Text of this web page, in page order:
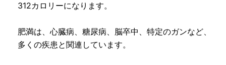
312カロリーになります。
肥満は、心臓病、糖尿病、脳卒中、特定のガンなど、
多くの疾患と関連しています。